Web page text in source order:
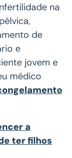
na
de
e
jovem e
médico
a
ter filhos